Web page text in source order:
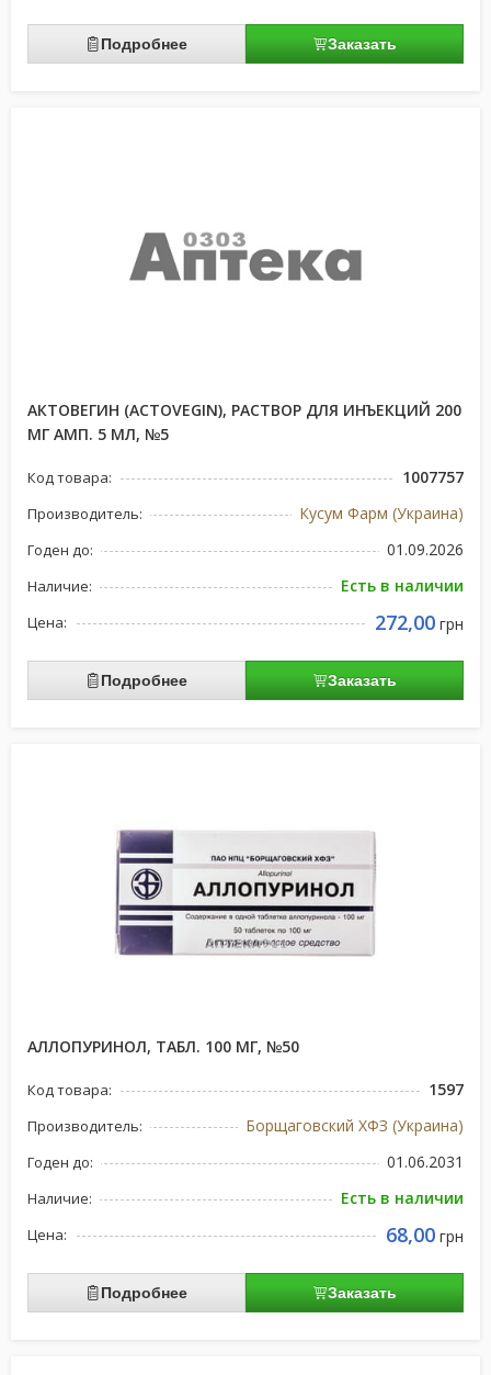
Подробнее Заказать
АКТОВЕГИН (ACTOVEGIN), РАСТВОР ДЛЯ ИНЪЕКЦИЙ 200
МГ АМП. 5 МЛ, №5
Код товара: 1007757
Производитель: Кусум Фарм (Украина)
Годен до: 01.09.2026
Наличие: Есть в наличии
Цена: 272,00 грн
Подробнее Заказать
АЛЛОПУРИНОЛ, ТАБЛ. 100 МГ, №50
Код товара: 1597
Производитель: Борщаговский ХФЗ (Украина)
Годен до: 01.06.2031
Наличие: Есть в наличии
Цена: 68,00 грн
Подробнее Заказать